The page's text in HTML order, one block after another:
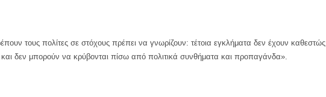
τους πολίτες σε στόχους πρέπει να γνωρίζουν: τέτοια εγκλήματα δεν έχουν καθεστώς
και δεν μπορούν να κρύβονται πίσω από πολιτικά συνθήματα και προπαγάνδα».